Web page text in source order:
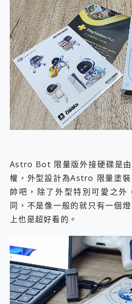
Astro Bot 限量版外接硬碟是
權，外型設計為Astro 限量塗裝
帥吧，除了外型特別可愛之外
同，不是像一般的就只有一個
上也是超好看的。